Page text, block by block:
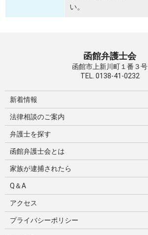
い。
函館弁護士会
函館市上新川町１番３号
TEL. 0138-41-0232
新着情報
法律相談のご案内
弁護士を探す
函館弁護士会とは
家族が逮捕されたら
Q＆A
アクセス
プライバシーポリシー